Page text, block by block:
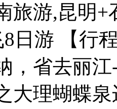
旅游,昆明
日游 【行
，省去丽
大理蝴蝶